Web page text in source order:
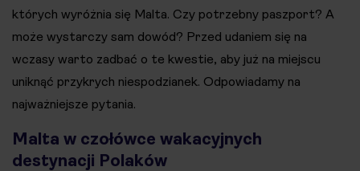
których wyróżnia się Malta. Czy potrzebny paszport? A
może wystarczy sam dowód? Przed udaniem się na
wczasy warto zadbać o te kwestie, aby już na miejscu
uniknąć przykrych niespodzianek. Odpowiadamy na
najważniejsze pytania.
Malta w czołówce wakacyjnych
destynacji Polaków